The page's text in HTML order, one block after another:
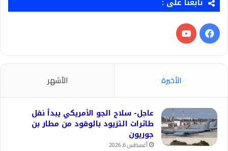
فيسبوك‫YouTube
الأخيرة الأشهر
عاجل- سلاح الجو الأمريكي يبدأ نقل
طائرات التزيود بالوقود من مطار بن
جوريون
أغسطس 6, 2026